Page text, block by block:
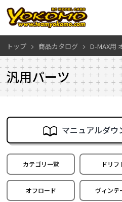
トップ 商品カタログ D-MAX用
汎用パーツ
マニュアルダウ
カテゴリ一覧 ドリフ
オフロード ヴィンテ